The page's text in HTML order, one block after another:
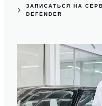
ЗАПИСАТЬСЯ НА
DEFENDER